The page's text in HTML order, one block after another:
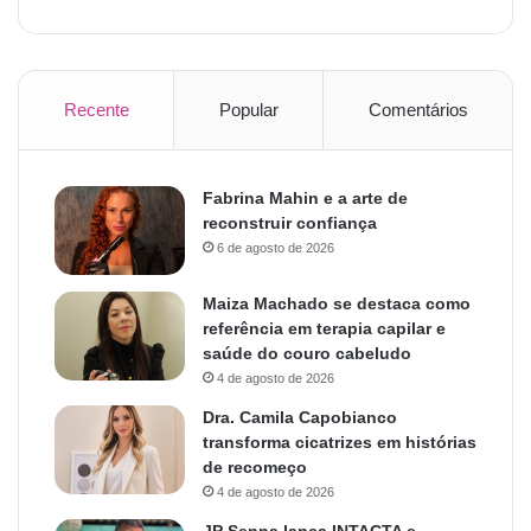
Recente Popular Comentários
Fabrina Mahin e a arte de
reconstruir confiança
6 de agosto de 2026
Maiza Machado se destaca como
referência em terapia capilar e
saúde do couro cabeludo
4 de agosto de 2026
Dra. Camila Capobianco
transforma cicatrizes em histórias
de recomeço
4 de agosto de 2026